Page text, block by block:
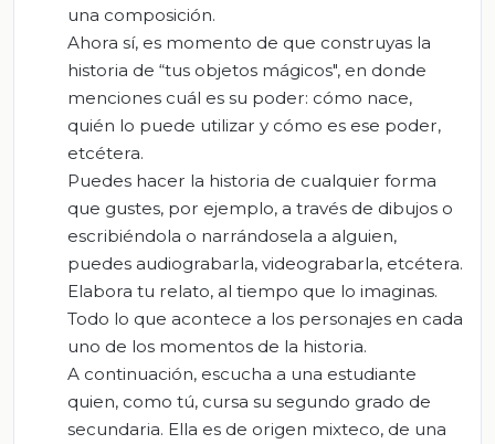
una composición.
Ahora sí, es momento de que construyas la
historia de “tus objetos mágicos", en donde
menciones cuál es su poder: cómo nace,
quién lo puede utilizar y cómo es ese poder,
etcétera.
Puedes hacer la historia de cualquier forma
que gustes, por ejemplo, a través de dibujos o
escribiéndola o narrándosela a alguien,
puedes audiograbarla, videograbarla, etcétera.
Elabora tu relato, al tiempo que lo imaginas.
Todo lo que acontece a los personajes en cada
uno de los momentos de la historia.
A continuación, escucha a una estudiante
quien, como tú, cursa su segundo grado de
secundaria. Ella es de origen mixteco, de una